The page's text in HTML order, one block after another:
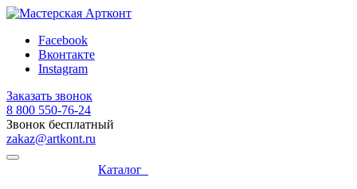
Facebook
Вконтакте
Instagram
Заказать звонок
8 800 ‎550-76-24
Звонок бесплатный
zakaz@artkont.ru
Каталог